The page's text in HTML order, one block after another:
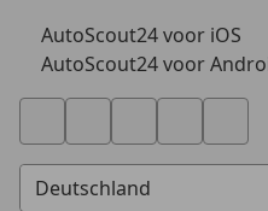
AutoScout24 voor iOS
AutoScout24 voor